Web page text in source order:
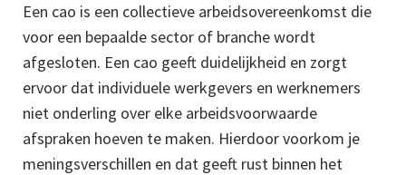
Een cao is een collectieve arbeidsovereenkomst die
voor een bepaalde sector of branche wordt
afgesloten. Een cao geeft duidelijkheid en zorgt
ervoor dat individuele werkgevers en werknemers
niet onderling over elke arbeidsvoorwaarde
afspraken hoeven te maken. Hierdoor voorkom je
meningsverschillen en dat geeft rust binnen het